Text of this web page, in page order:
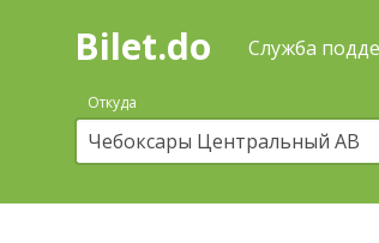
Поиск
покупка
билетов
автобус
онлайн
Bilet.do Служба
Откуда